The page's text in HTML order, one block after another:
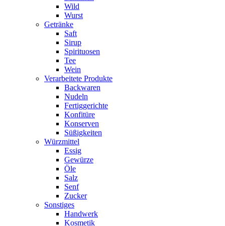
Wild
Wurst
Getränke
Saft
Sirup
Spirituosen
Tee
Wein
Verarbeitete Produkte
Backwaren
Nudeln
Fertiggerichte
Konfitüre
Konserven
Süßigkeiten
Würzmittel
Essig
Gewürze
Öle
Salz
Senf
Zucker
Sonstiges
Handwerk
Kosmetik